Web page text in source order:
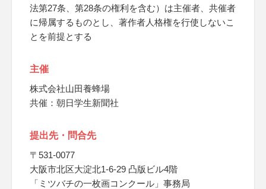
法第27条、第28条の権利を含む）は主催者、共催者
に帰属するものとし、著作者人格権を行使しないこ
とを前提とする
主催
株式会社山田養蜂場
共催：朝日学生新聞社
提出先・問合先
〒531-0077
大阪市北区大淀北1-6-29 凸版ビル4階
「ミツバチの一枚画コンクール」事務局